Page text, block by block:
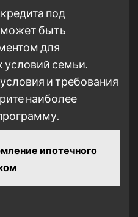
под
может быть
для
семьи.
и требования
наиболее
ипотечного